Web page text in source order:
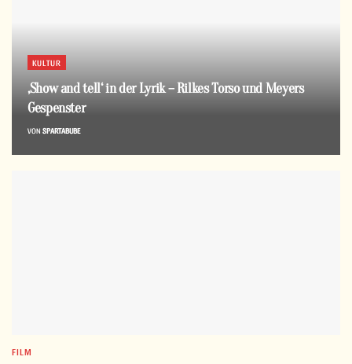
KULTUR
‚Show and tell‘ in der Lyrik – Rilkes Torso und Meyers
Gespenster
VON SPARTABUBE
FILM